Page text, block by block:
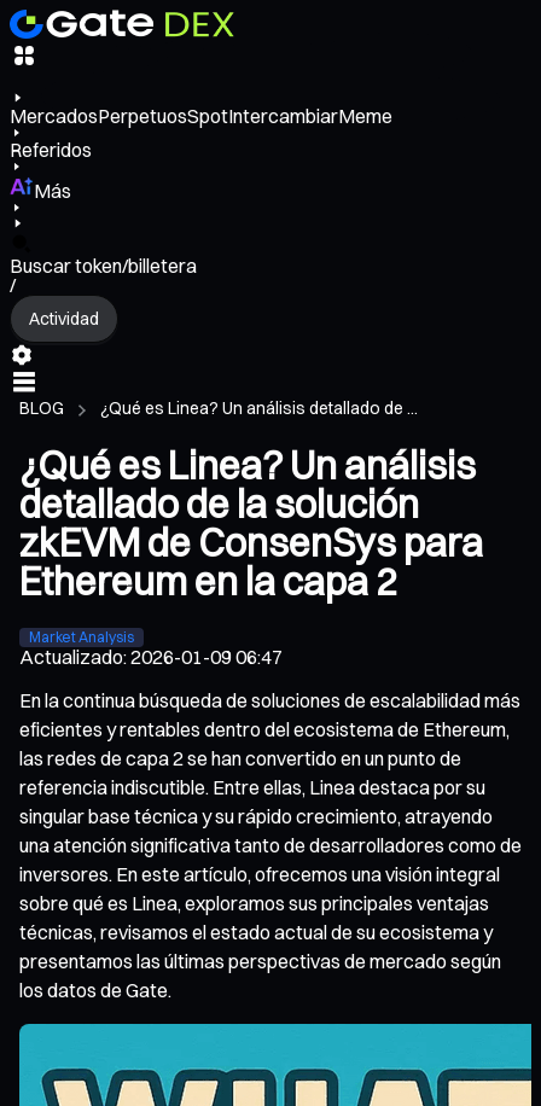
MercadosPerpetuosSpotIntercambiarMeme
Referidos
Más
Buscar token/billetera
/
Actividad
BLOG ¿Qué es Linea? Un análisis detallado de ...
¿Qué es Linea? Un análisis
detallado de la solución
zkEVM de ConsenSys para
Ethereum en la capa 2
Market Analysis
Actualizado:2026-01-09 06:47
En la continua búsqueda de soluciones de escalabilidad más
eficientes y rentables dentro del ecosistema de Ethereum,
las redes de capa 2 se han convertido en un punto de
referencia indiscutible. Entre ellas, Linea destaca por su
singular base técnica y su rápido crecimiento, atrayendo
una atención significativa tanto de desarrolladores como de
inversores. En este artículo, ofrecemos una visión integral
sobre qué es Linea, exploramos sus principales ventajas
técnicas, revisamos el estado actual de su ecosistema y
presentamos las últimas perspectivas de mercado según
los datos de Gate.